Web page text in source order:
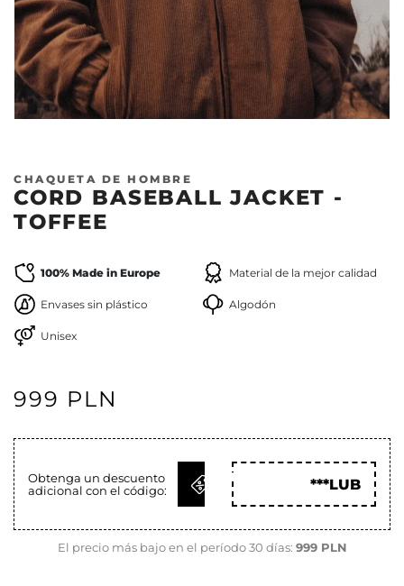
CHAQUETA DE HOMBRE
CORD BASEBALL JACKET -
TOFFEE
100% Made in Europe Material de la mejor calidad
Envases sin plástico Algodón
Unisex
999 PLN
Obtenga un descuento
adicional con el código:
OBTENER
***LUB
El precio más bajo en el período 30 días: 999 PLN